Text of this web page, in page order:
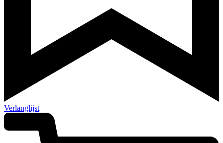
Verlanglijst